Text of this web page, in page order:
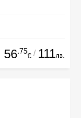
56.75
€ / 111лв.